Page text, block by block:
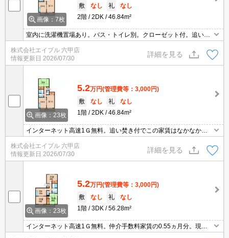
画像：7枚
敷
なし 礼
なし
2階
2DK 46.84m²
室内に洗濯機置場あり。バス・トイレ別。クローゼット付。追い焚
き機能付きバス。自然に囲まれた地域。閑静な住宅街。24時間安心
サポート660円。ぜひお問い合わせください!。
株式会社エイブル 六甲店
情報更新日 2026/07/30
詳細を見る
画像：23枚
5.2万円(管理費等：3,000円)
敷
なし 礼
なし
1階
2DK 46.84m²
インターネット高速1Ｇ無料。追い焚き付でこの家賃はなかなかあ
りません。単身さんから新婚さんにお勧め。仲介手数料家賃の0.55
ヵ月分。現地待ち合わせ、物件ご案内可能。オンライン内見対応
可。
株式会社エイブル 六甲店
情報更新日 2026/07/30
詳細を見る
画像：23枚
5.2万円(管理費等：3,000円)
敷
なし 礼
なし
1階
3DK 56.28m²
インターネット高速1Ｇ無料。仲介手数料家賃の0.55ヵ月分。現地
待ち合わせ、物件ご案内可能。オンライン内見対応可。サポートシ